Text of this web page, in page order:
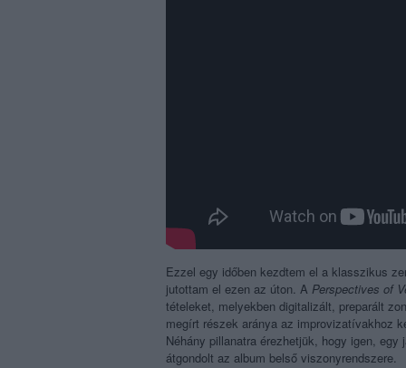
Ezzel egy időben kezdtem el a klasszikus
jutottam el ezen az úton. A Perspectives of
tételeket, melyekben digitalizált, preparált
megírt részek aránya az improvizatívakhoz
Néhány pillanatra érezhetjük, hogy igen,
átgondolt az album belső viszonyrendszere.